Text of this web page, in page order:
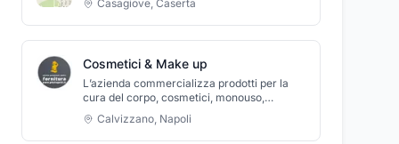
Casagiove, Caserta
Cosmetici & Make up
L’azienda commercializza prodotti per la
cura del corpo, cosmetici, monouso,
attrezzi. I prodotti sono l’ideale i Centri
Estetici, Parrucchie, Studio Medico.
Calvizzano, Napoli